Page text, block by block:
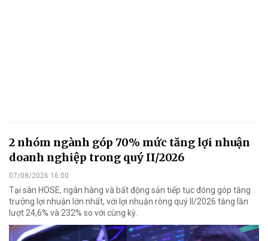
2 nhóm ngành góp 70% mức tăng lợi nhuận
doanh nghiệp trong quý II/2026
07/08/2026 16:00
Tại sàn HOSE, ngân hàng và bất động sản tiếp tục đóng góp tăng
trưởng lợi nhuận lớn nhất, với lợi nhuận ròng quý II/2026 tăng lần
lượt 24,6% và 232% so với cùng kỳ.